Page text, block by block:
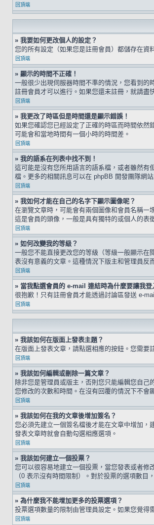
回頂端
» 我要如何更改個人的設定？
您的所有設定（如果您是註冊會員）都儲存在資
回頂端
» 顯示的時間不正確！
一般很少出現伺服器時間不準的情況，您看到
註冊會員才可以進行。如果您還未註冊，就請盡
回頂端
» 我更改了時區但是時間還是顯示錯誤！
如果您確認您已經設定了正確的時區而時間依然
可能會和當地時間有一個小時的時間差。
回頂端
» 我的語系在列表中找不到！
這可能是沒有您所用語言的語系檔，或者雖然有
檔。更多的相關訊息可以在 phpBB 開發團隊網
回頂端
» 我如何才能在自己的名字下顯示圖像呢？
在瀏覽文章時，可能會有兩個圖像和會員名稱一
這是會員的頭像，一般是具有獨特的或個人的表
回頂端
» 如何改變我的等級？
一般您不能直接更改您的等級（等級一般顯示在
表沒有意義的文章。這種情況下版主和管理員反
回頂端
» 當我點選會員的 e-mail 連結時為什麼要讓我登
很抱歉！只有註冊會員才能透過討論區發送 e-
回頂端
» 我該如何在版面上發表主題？
在版面上發表文章，請點選相應的按鈕。您需要
回頂端
» 我該如何編輯或刪除一篇文章？
除非您是管理員或版主，否則您只能編輯您自己
您修改的次數和時間。在沒有回覆的情況下不會
回頂端
» 我該如何在我的文章後增加簽名？
您必須先建立一個簽名檔後才能在文章中增加，
發表文章時就會自動勾選相應選項。
回頂端
» 我該如何建立一個投票？
您可以很容易地建立一個投票，當您發表或者修
（0 表示沒有時間限制）。對於投票的選項數目
回頂端
» 為什麼我不能增加更多的投票選項？
投票選項數量的限制由管理員設定。如果您覺得
回頂端